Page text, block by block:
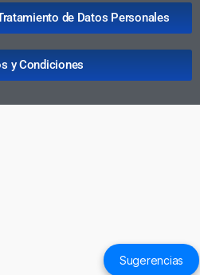
de Datos Personales
y Condiciones
Sugerencias